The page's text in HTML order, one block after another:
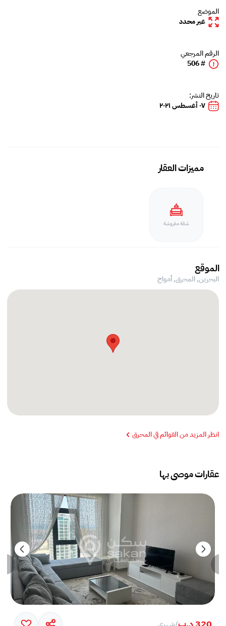
الموضع
غير محدد
الرقم المرجعي
# 506
تاريخ النشر:
٠٧ أغسطس ٢٠٢١
مميزات العقار
شقة مفروشة
الموقع
البحرين, المحرق,أمواج
انظر المزيد من القوائم في المحرق
عقارات موصى بها